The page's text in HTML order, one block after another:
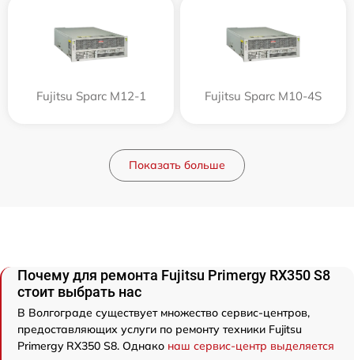
Fujitsu Sparc M12-1 Fujitsu Sparc M10-4S
Показать больше
Почему для ремонта Fujitsu Primergy RX350 S8
стоит выбрать нас
В Волгограде существует множество сервис-центров,
предоставляющих услуги по ремонту техники Fujitsu
Primergy RX350 S8. Однако наш сервис-центр выделяется